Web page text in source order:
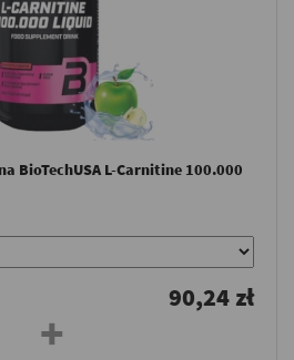
BioTechUSA L-Carnitine 100.000
90,24 zł